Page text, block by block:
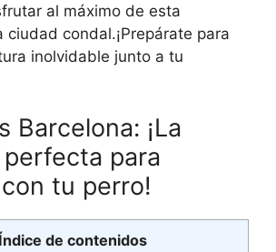
al máximo de esta
ciudad condal.¡Prepárate para
inolvidable junto a tu
Barcelona: ¡La
para
tu perro!
Índice de contenidos